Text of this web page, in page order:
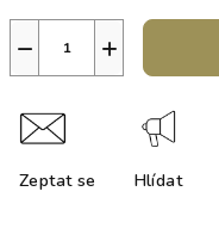
+
−
Zeptat se Hlídat